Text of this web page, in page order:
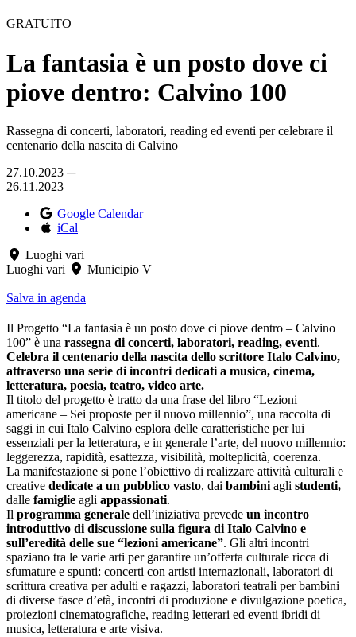
GRATUITO
La fantasia è un posto dove ci
piove dentro: Calvino 100
Rassegna di concerti, laboratori, reading ed eventi per celebrare il
centenario della nascita di Calvino
27.10.2023 ─
26.11.2023
Google Calendar
iCal
Luoghi vari
Luoghi vari
Municipio V
Salva in agenda
Il Progetto “La fantasia è un posto dove ci piove dentro – Calvino
100” è una rassegna di concerti, laboratori, reading, eventi.
Celebra il centenario della nascita dello scrittore Italo Calvino,
attraverso una serie di incontri dedicati a musica, cinema,
letteratura, poesia, teatro, video arte.
Il titolo del progetto è tratto da una frase del libro “Lezioni
americane – Sei proposte per il nuovo millennio”, una raccolta di
saggi in cui Italo Calvino esplora delle caratteristiche per lui
essenziali per la letteratura, e in generale l’arte, del nuovo millennio:
leggerezza, rapidità, esattezza, visibilità, molteplicità, coerenza.
La manifestazione si pone l’obiettivo di realizzare attività culturali e
creative dedicate a un pubblico vasto, dai bambini agli studenti,
dalle famiglie agli appassionati.
Il programma generale dell’iniziativa prevede un incontro
introduttivo di discussione sulla figura di Italo Calvino e
sull’eredità delle sue “lezioni americane”. Gli altri incontri
spaziano tra le varie arti per garantire un’offerta culturale ricca di
sfumature e spunti: concerti con artisti internazionali, laboratori di
scrittura creativa per adulti e ragazzi, laboratori teatrali per bambini
di diverse fasce d’età, incontri di produzione e divulgazione poetica,
proiezioni cinematografiche, reading letterari ed eventi ibridi di
musica, letteratura e arte visiva.